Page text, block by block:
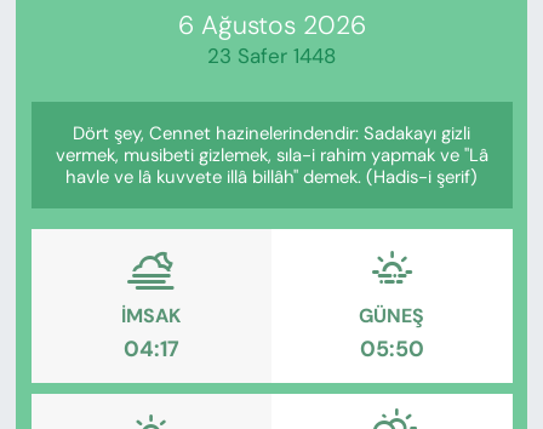
6 Ağustos 2026
23 Safer 1448
Dört şey, Cennet hazinelerindendir: Sadakayı gizli
vermek, musibeti gizlemek, sıla-i rahim yapmak ve "Lâ
havle ve lâ kuvvete illâ billâh" demek. (Hadis-i şerif)
İMSAK
04:17
GÜNEŞ
05:50
EĞİTİM
KADIN
SAĞLIK
KÜLTÜR-SANAT
MAGAZİN
Tüm Manşetler
Haber Arşivi